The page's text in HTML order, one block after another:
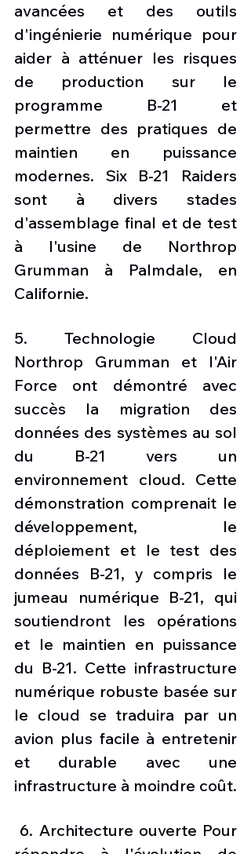
avancées et des outils
d'ingénierie numérique pour
aider à atténuer les risques
de production sur le
programme B-21 et
permettre des pratiques de
maintien en puissance
modernes. Six B-21 Raiders
sont à divers stades
d'assemblage final et de test
à l'usine de Northrop
Grumman à Palmdale, en
Californie.
5. Technologie Cloud
Northrop Grumman et l'Air
Force ont démontré avec
succès la migration des
données des systèmes au sol
du B-21 vers un
environnement cloud. Cette
démonstration comprenait le
développement, le
déploiement et le test des
données B-21, y compris le
jumeau numérique B-21, qui
soutiendront les opérations
et le maintien en puissance
du B-21. Cette infrastructure
numérique robuste basée sur
le cloud se traduira par un
avion plus facile à entretenir
et durable avec une